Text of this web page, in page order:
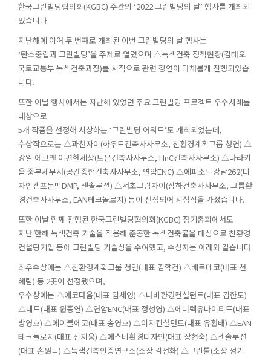
한국그린빌딩협의회(KGBC) 주관의 ‘2022 그린빌딩의 날’ 행사를 개최되
었습니다.
지난해에 이어 두 번째로 개최된 이번 그린빌딩의 날 행사는
‘탄소중립과 그린빌딩’을 주제로 열렸으며 △녹색건축 정책현황(김태오
국토교통부 녹색건축과장)를 시작으로 관련 강연이 다채롭게 진행되었습
니다.
또한 이날 행사에서는 지난해 있었던 주요 그린빌딩 프로젝트 우수사례를
대상으로
5개 작품을 선정해 시상하는 ‘그린빌딩 어워드’도 개최되었는데,
수상작으로는 △과천자이(하우드건축사사무소, 친환경계획그룹 청연) △
강일 에코앤 이편한세상(토문건축사사무소, HnC건축사사무소) △나라키
움 중부세무서(공간종합건축사사무소, 연암ENC) △에피소드강남262(디
자인캠프문박DMP, 센솔루션) △서초그랑자이(삼하건축사사무소, 그룹환
경건축사사무소, EAN테크놀로지) 등이 선정되어 시상식을 가졌습니다.
또한 이날 함께 진행된 한국그린빌딩협의회(KGBC) 정기총회에서도
지난 한해 녹색건축 기술을 적용해 준공한 녹색건축물을 대상으로 친환경
컨설팅기업 등에 그린빌딩 기술상을 수여했고, 수상자는 아래와 같습니다.
최우수상에는 △친환경계획그룹 청연(대표 김학건) △베르데코(대표 천
혜림) 등 2곳이 선정됐으며,
우수상에는 △에코다움(대표 임세영) △나비환경컨설턴트(대표 김한도)
△네드(대표 원종연) △연암ENC(대표 정성영) △에너텍유나이티드(대표
방영호) △에이블에코(대표 송영호) △이지컨설턴트(대표 유환태) △EAN
테크놀로지(대표 신지웅) △에스비환경디자인(대표 장현숙) △센솔루션
(대표 손원득) △녹색건축인증연구소(소장 김선화) △그린툴(소장 성기